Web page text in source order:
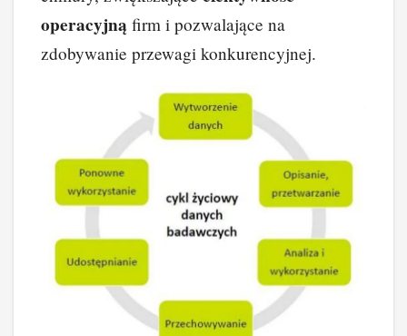
operacyjną firm i pozwalające na
zdobywanie przewagi konkurencyjnej.